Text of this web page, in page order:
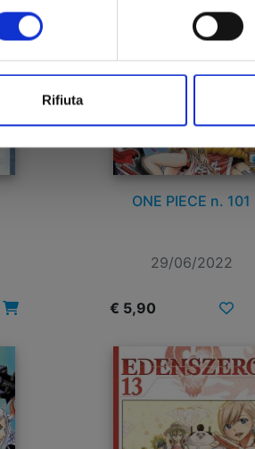
Rifiuta
ONE PIECE n. 101
29/06/2022
€ 5,90